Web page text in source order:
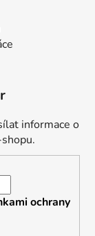
informace o
ochrany